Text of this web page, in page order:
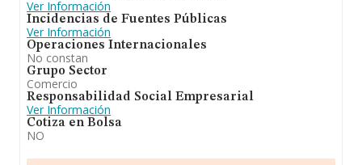
Ver Información
Incidencias de Fuentes Públicas
Ver Información
Operaciones Internacionales
No constan
Grupo Sector
Comercio
Responsabilidad Social Empresarial
Ver Información
Cotiza en Bolsa
NO